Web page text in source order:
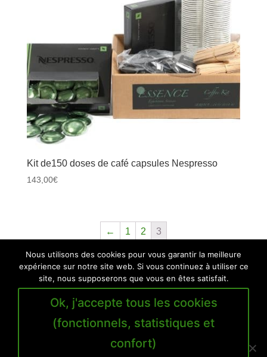
Kit de150 doses de café capsules Nespresso
143,00€
← 1 2 3
Personal data protection charter
General Terms and Conditions of Sell and Rental
Secure online payment
Delivery and support
© 2010-2026 | Oversee Group
Nous utilisons des cookies pour vous garantir la meilleure
expérience sur notre site web. Si vous continuez à utiliser ce
site, nous supposerons que vous en êtes satisfait.
Ok, j'accepte tous les cookies
(fonctionnels, statistiques et
confort)